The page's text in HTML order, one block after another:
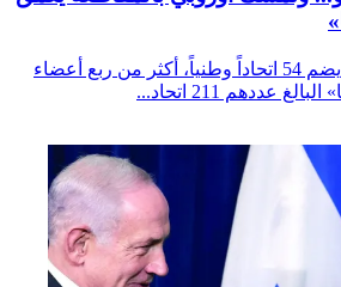
يمثل دعم «كاف»، الذي يضم 54 اتحاداً وطنياً، أكثر من ربع أعضاء
عددهم 211 اتحاد...